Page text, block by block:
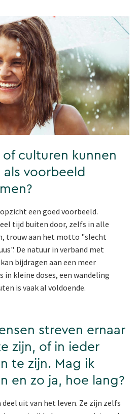
culturen kunnen
voorbeeld
een goed voorbeeld.
tijd buiten door, zelfs in alle
trouw aan het motto "slecht
De natuur in verband met
bijdragen aan een meer
in kleine doses, een wandeling
is vaak al voldoende.
streven ernaar
zijn, of in ieder
te zijn. Mag ik
en zo ja, hoe lang?
deel uit van het leven. Ze zijn zelfs